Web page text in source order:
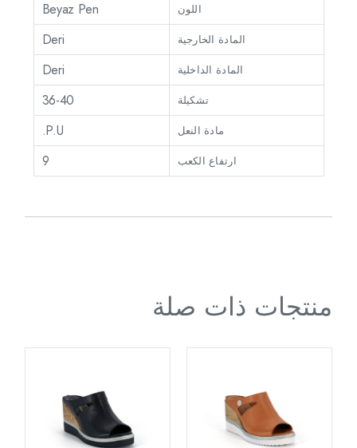
اللون Beyaz Pen
المادة الخارجية Deri
المادة الداخلية Deri
تشكيلة 36-40
مادة النعل P.U.
ارتفاع الكعب 9
منتجات ذات صلة